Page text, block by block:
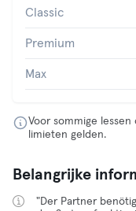
Classic
Premium
Max
Voor sommige
limieten gelden.
Belangrijke
"Der Partner